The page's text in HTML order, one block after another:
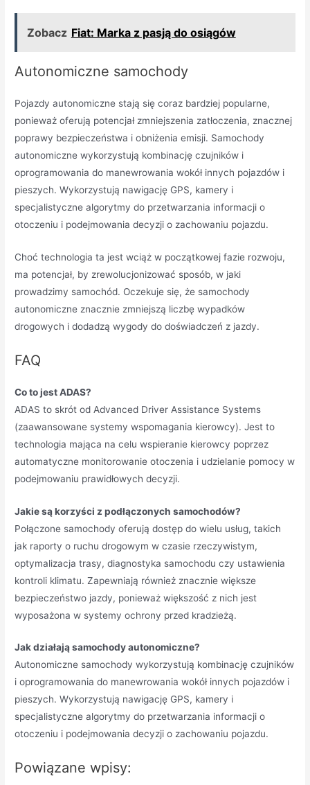
Zobacz Fiat: Marka z pasją do osiągów
Autonomiczne samochody
Pojazdy autonomiczne stają się coraz bardziej popularne,
ponieważ oferują potencjał zmniejszenia zatłoczenia, znacznej
poprawy bezpieczeństwa i obniżenia emisji. Samochody
autonomiczne wykorzystują kombinację czujników i
oprogramowania do manewrowania wokół innych pojazdów i
pieszych. Wykorzystują nawigację GPS, kamery i
specjalistyczne algorytmy do przetwarzania informacji o
otoczeniu i podejmowania decyzji o zachowaniu pojazdu.
Choć technologia ta jest wciąż w początkowej fazie rozwoju,
ma potencjał, by zrewolucjonizować sposób, w jaki
prowadzimy samochód. Oczekuje się, że samochody
autonomiczne znacznie zmniejszą liczbę wypadków
drogowych i dodadzą wygody do doświadczeń z jazdy.
FAQ
Co to jest ADAS?
ADAS to skrót od Advanced Driver Assistance Systems
(zaawansowane systemy wspomagania kierowcy). Jest to
technologia mająca na celu wspieranie kierowcy poprzez
automatyczne monitorowanie otoczenia i udzielanie pomocy w
podejmowaniu prawidłowych decyzji.
Jakie są korzyści z podłączonych samochodów?
Połączone samochody oferują dostęp do wielu usług, takich
jak raporty o ruchu drogowym w czasie rzeczywistym,
optymalizacja trasy, diagnostyka samochodu czy ustawienia
kontroli klimatu. Zapewniają również znacznie większe
bezpieczeństwo jazdy, ponieważ większość z nich jest
wyposażona w systemy ochrony przed kradzieżą.
Jak działają samochody autonomiczne?
Autonomiczne samochody wykorzystują kombinację czujników
i oprogramowania do manewrowania wokół innych pojazdów i
pieszych. Wykorzystują nawigację GPS, kamery i
specjalistyczne algorytmy do przetwarzania informacji o
otoczeniu i podejmowania decyzji o zachowaniu pojazdu.
Powiązane wpisy: